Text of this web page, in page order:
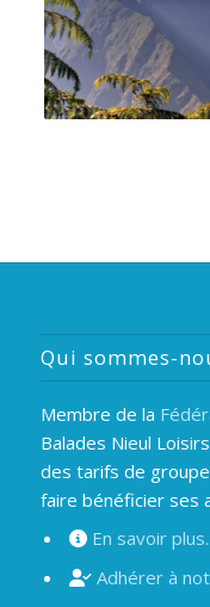
Qui sommes-
Membre de la
Balades Nieul
des tarifs de
faire bénéficier ses
En savoir
Adhérer à